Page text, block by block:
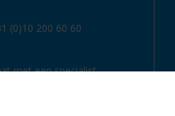
(0)10 200 60 60
met een specialist